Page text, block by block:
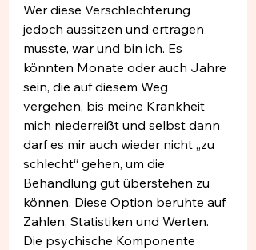
Wer diese Verschlechterung
jedoch aussitzen und ertragen
musste, war und bin ich. Es
könnten Monate oder auch Jahre
sein, die auf diesem Weg
vergehen, bis meine Krankheit
mich niederreißt und selbst dann
darf es mir auch wieder nicht „zu
schlecht“ gehen, um die
Behandlung gut überstehen zu
können. Diese Option beruhte auf
Zahlen, Statistiken und Werten.
Die psychische Komponente